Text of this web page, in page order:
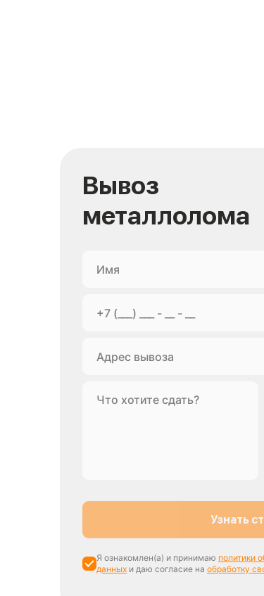
Вывоз
металлолома
Узнать
Я ознакомлен(а) и принимаю политики
данных и даю согласие на обработку